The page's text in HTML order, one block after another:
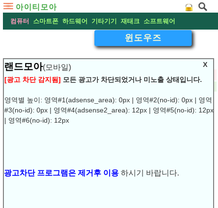
아이티모아
컴퓨터 스마트폰 하드웨어 기타기기 재태크 소프트웨어
X
랜드모아(모바일)
[광고 차단 감지됨] 모든 광고가 차단되었거나 미노출 상태입니다.
영역별 높이: 영역#1(adsense_area): 0px | 영역#2(no-id): 0px | 영역
#3(no-id): 0px | 영역#4(adsense2_area): 12px | 영역#5(no-id): 12px
| 영역#6(no-id): 12px
윈도우즈
▽화상키보드 - 가상키보드 사용하기 , 윈도우즈
URL복사
▶
화상키보드 - 가상키보드 사용하기 , 윈도우즈
하리라 봅니다.